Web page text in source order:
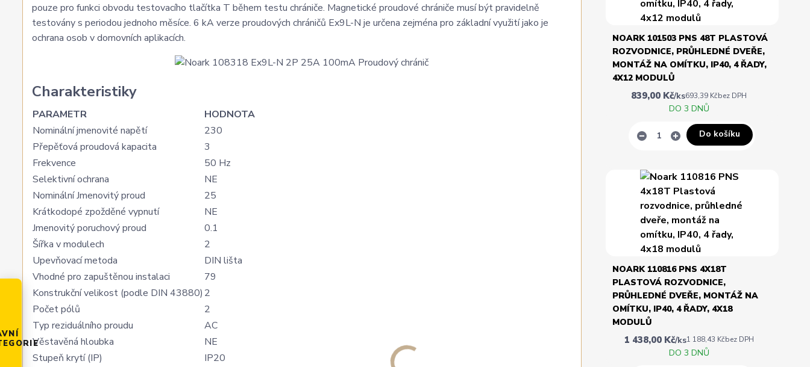
pouze pro funkci obvodu testovacího tlačítka T během testu chrániče. Magnetické proudové chrániče musí být pravidelně
testovány s periodou jednoho měsíce. 6 kA verze proudových chráničů Ex9L-N je určena zejména pro základní využití jako je
ochrana osob v domovních aplikacích.
Charakteristiky
PARAMETR
HODNOTA
Nominální jmenovité napětí
230
Přepěťová proudová kapacita
3
Frekvence
50 Hz
Selektivní ochrana
NE
Nominální Jmenovitý proud
25
Krátkodopé zpožděné vypnutí
NE
Jmenovitý poruchový proud
0.1
Šířka v modulech
2
Upevňovací metoda
DIN lišta
Vhodné pro zapuštěnou instalaci
79
Konstrukční velikost (podle DIN 43880) 2
Počet pólů
2
Typ reziduálního proudu
AC
Věstavěná hloubka
NE
Stupeň krytí (IP)
IP20
NOARK 101503 PNS 48T PLASTOVÁ
ROZVODNICE, PRŮHLEDNÉ DVEŘE,
MONTÁŽ NA OMÍTKU, IP40, 4 ŘADY,
4X12 MODULŮ
839,00 Kč/ks693,39 Kčbez DPH
DO 3 DNŮ
Do košíku
NOARK 110816 PNS 4X18T
PLASTOVÁ ROZVODNICE,
PRŮHLEDNÉ DVEŘE, MONTÁŽ NA
OMÍTKU, IP40, 4 ŘADY, 4X18
MODULŮ
1 438,00 Kč/ks1 188,43 Kčbez DPH
DO 3 DNŮ